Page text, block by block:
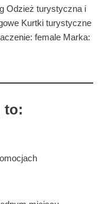
Odzież turystyczna i
Kurtki turystyczne
female Marka:
to: